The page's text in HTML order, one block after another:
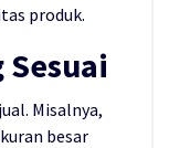
produk.
Misalnya,
besar